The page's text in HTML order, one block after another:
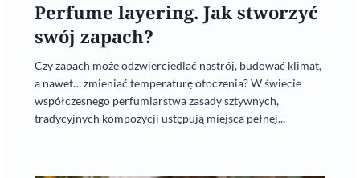
Perfume layering. Jak stworzyć
swój zapach?
Czy zapach może odzwierciedlać nastrój, budować klimat,
a nawet… zmieniać temperaturę otoczenia? W świecie
współczesnego perfumiarstwa zasady sztywnych,
tradycyjnych kompozycji ustępują miejsca pełnej...